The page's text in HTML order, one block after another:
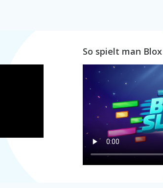
So spielt man